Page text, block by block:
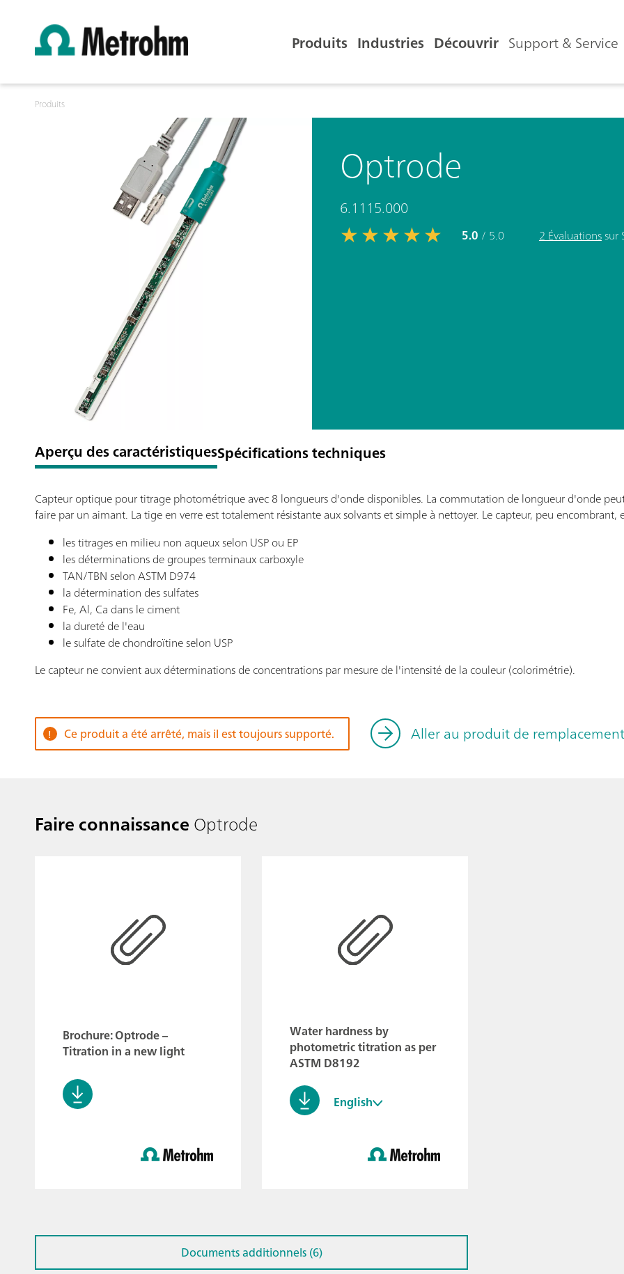
Produits Industries Découvrir Support & Service
Produits
Optrode
6.1115.000
5.0 / 5.0 2 Évaluationssur
Aperçu des caractéristiquesSpécifications techniques
Capteur optique pour titrage photométrique avec 8 longueurs d'onde disponibles. La commutation de longueur d'onde
faire par un aimant. La tige en verre est totalement résistante aux solvants et simple à nettoyer. Le capteur, peu encombrant,
les titrages en milieu non aqueux selon USP ou EP
les déterminations de groupes terminaux carboxyle
TAN/TBN selon ASTM D974
la détermination des sulfates
Fe, Al, Ca dans le ciment
la dureté de l'eau
le sulfate de chondroïtine selon USP
Le capteur ne convient aux déterminations de concentrations par mesure de l'intensité de la couleur (colorimétrie).
Ce produit a été arrêté, mais il est toujours supporté. Aller au produit de remplacement
Faire connaissanceOptrode
Brochure: Optrode –
Titration in a new light
Water hardness by
photometric titration as per
ASTM D8192
English
Documents additionnels (6)